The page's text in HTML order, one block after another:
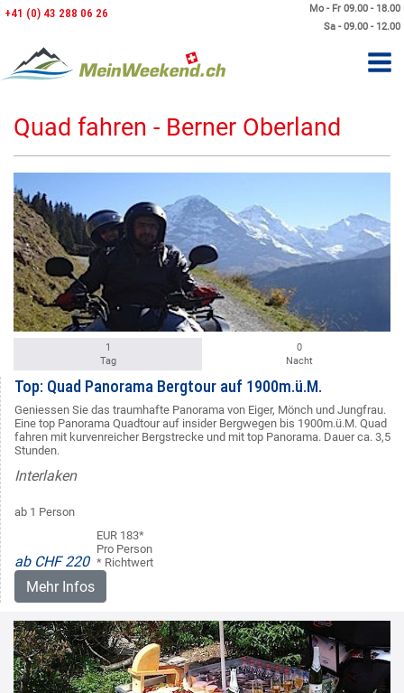
Mo - Fr 09.00 - 18.00
Sa - 09.00 - 12.00
+41 (0) 43 288 06 26
Quad fahren - Berner Oberland
1
Tag
0
Nacht
Top: Quad Panorama Bergtour auf 1900m.ü.M.
Geniessen Sie das traumhafte Panorama von Eiger, Mönch und Jungfrau.
Eine top Panorama Quadtour auf insider Bergwegen bis 1900m.ü.M. Quad
fahren mit kurvenreicher Bergstrecke und mit top Panorama. Dauer ca. 3,5
Stunden.
Interlaken
ab 1 Person
ab CHF 220
EUR 183*
Pro Person
* Richtwert
Mehr Infos